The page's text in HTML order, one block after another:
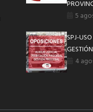
5
SPJ-
4